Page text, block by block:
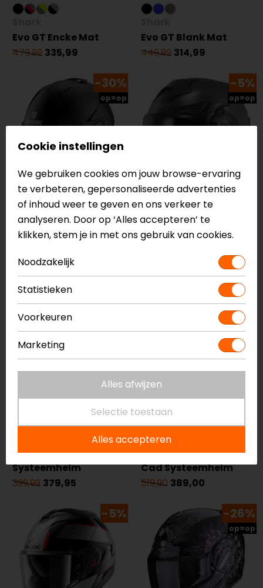
Evo GT Encke Mat
479,99 335,99
Evo GT Blank Mat
449,99 314,99
-30%
op=op
Shark
EVO ES Systeemhelm
349,99244,99
-5%
op=op
LS2
FF901 Advant X
Carbon Solid 4x
669,00634,99
-5%
Oxo Blank
Systeemhelm
399,99 379,95
-25%
op=op
Scorpion
Exo-Tech Evo Carbon
Cad Systeemhelm
519,90 389,00
-5% -26%
op=op
Cookie instellingen
We gebruiken cookies om jouw browse-ervaring
te verbeteren, gepersonaliseerde advertenties
of inhoud weer te geven en ons verkeer te
analyseren. Door op ‘Alles accepteren’ te
klikken, stem je in met ons gebruik van cookies.
Noodzakelijk
Statistieken
Voorkeuren
Marketing
Alles afwijzen
Selectie toestaan
Alles accepteren